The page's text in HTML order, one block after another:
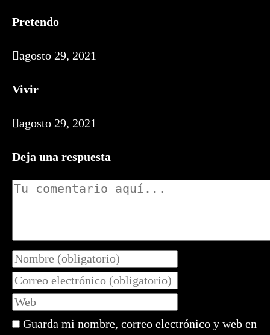
Pretendo
agosto 29, 2021
Vivir
agosto 29, 2021
Deja una respuesta
Comentario
Introduce
tu
nombre
o
de
Introduce
tu
dirección
de
Introduce
la
URLGuarda mi nombre, correo electrónico y web en